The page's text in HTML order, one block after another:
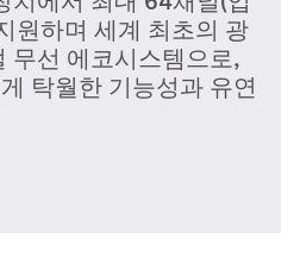
원하며 세계 최초의 광
무선 에코시스템으로,
탁월한 기능성과 유연